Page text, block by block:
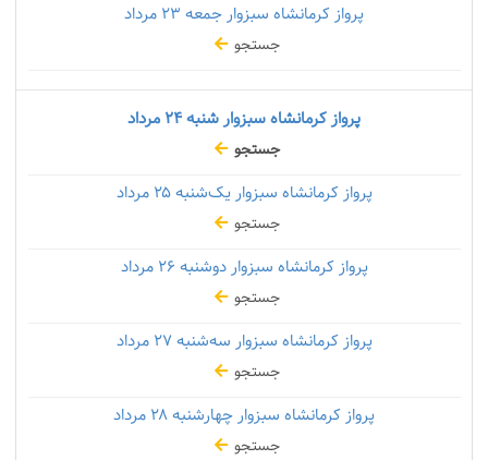
پرواز کرمانشاه سبزوار جمعه
جستجو
پرواز کرمانشاه سبزوار شنبه
جستجو
پرواز کرمانشاه سبزوار یک‌شنبه۲۵ مرداد
جستجو
پرواز کرمانشاه سبزوار دوشنبه
جستجو
پرواز کرمانشاه سبزوار سه‌شنبه۲۷ مرداد
جستجو
پرواز کرمانشاه سبزوار چهارشنبه
جستجو